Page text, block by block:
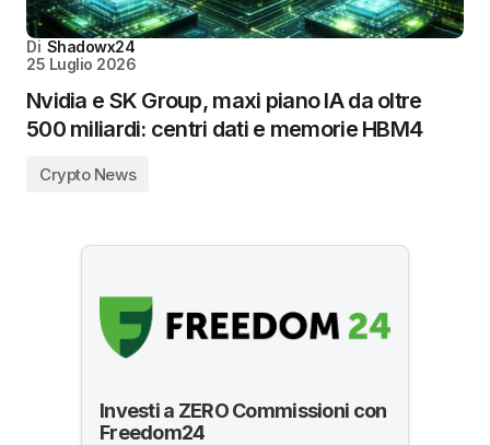
Di Shadowx24
25 Luglio 2026
Nvidia e SK Group, maxi piano IA da oltre
500 miliardi: centri dati e memorie HBM4
Crypto News
Investi a ZERO Commissioni con
Freedom24